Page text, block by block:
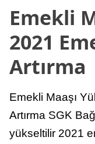
Emekli
2021
Artırma
Emekli Maaşı
Artırma SGK
yükseltilir 2021